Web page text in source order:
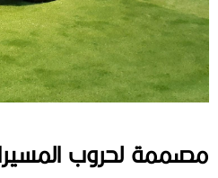
مصممة لحروب